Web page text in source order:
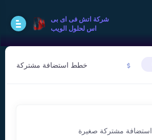
شركة اتش فى اى بى
اس لحلول الويب
خطط استضافة مشتركة
استضافة مشتركة صغيرة